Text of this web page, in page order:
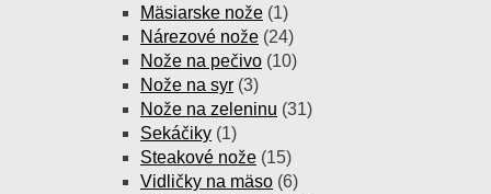
Mäsiarske nože (1)
Nárezové nože (24)
Nože na pečivo (10)
Nože na syr (3)
Nože na zeleninu (31)
Sekáčiky (1)
Steakové nože (15)
Vidličky na mäso (6)